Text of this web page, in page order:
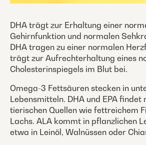
DHA trägt zur Erhaltung einer
Gehirnfunktion und normalen
DHA tragen zu einer normalen
trägt zur Aufrechterhaltung eines
Cholesterinspiegels im Blut bei.
Omega-3 Fettsäuren stecken in
Lebensmitteln. DHA und EPA findet
tierischen Quellen wie fettreichem
Lachs. ALA kommt in pflanzlichen
etwa in Leinöl, Walnüssen oder